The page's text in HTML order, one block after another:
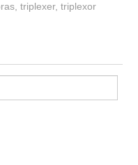
,triplexer,triplexor